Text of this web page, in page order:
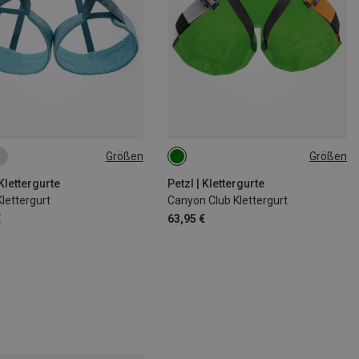
Größen
92-100CM
Größen
Petzl | Klettergurte
Canyon Club Klettergurt
63,95 €
ONE SIZE